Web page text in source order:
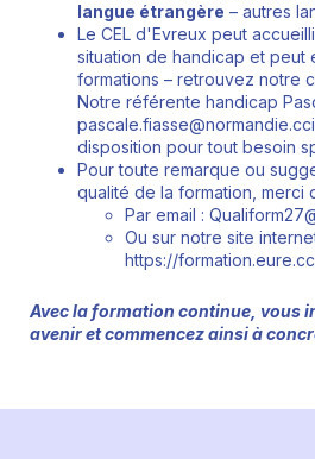
langue étrangère – autres
Le CEL d'Evreux peut
situation de handicap et peut
formations – retrouvez notre
Notre référente handicap
disposition pour tout besoin
Pour toute remarque ou
qualité de la formation, merci
Par email :
Ou sur notre site
https://
Avec la formation continue, vous
avenir et commencez ainsi à